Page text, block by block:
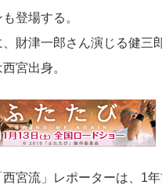
登場する。
、財津一郎さん演じる健三
宮出身。
西宮流」レポーターは、1